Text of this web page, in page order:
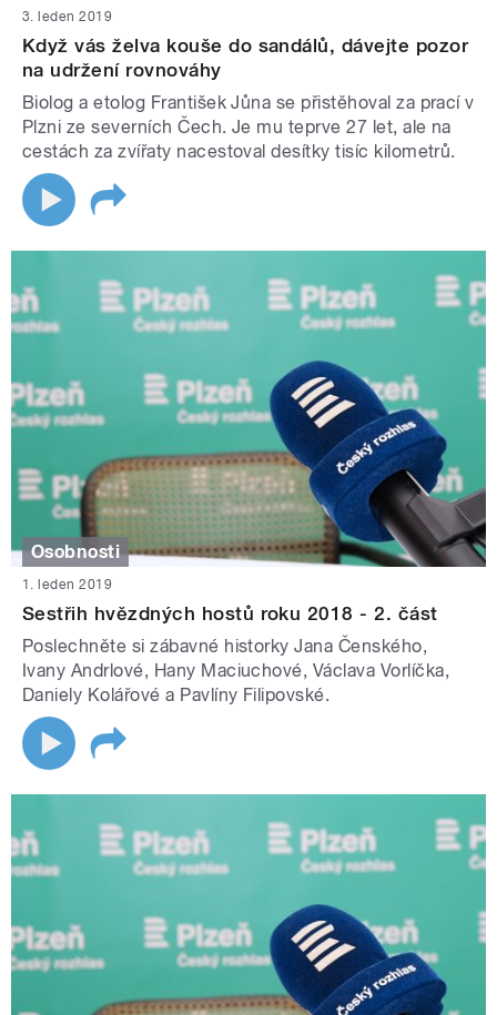
3. leden 2019
Když vás želva kouše do sandálů, dávejte pozor
na udržení rovnováhy
Biolog a etolog František Jůna se přistěhoval za prací v
Plzni ze severních Čech. Je mu teprve 27 let, ale na
cestách za zvířaty nacestoval desítky tisíc kilometrů.
Osobnosti
1. leden 2019
Sestřih hvězdných hostů roku 2018 - 2. část
Poslechněte si zábavné historky Jana Čenského,
Ivany Andrlové, Hany Maciuchové, Václava Vorlíčka,
Daniely Kolářové a Pavlíny Filipovské.